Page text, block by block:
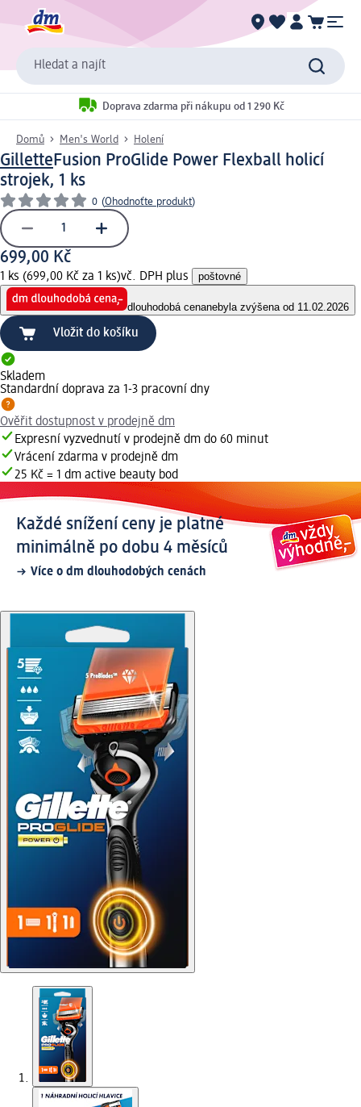
Hledat a najít
Doprava zdarma při nákupu od 1 290 Kč
Domů Men's World Holení
GilletteFusion ProGlide Power Flexball holicí
strojek, 1 ks
0 (Ohodnoťte produkt)
699,00 Kč
1 ks (699,00 Kč za 1 ks)vč. DPH plus poštovné
dlouhodobá cenanebyla zvýšena od 11.02.2026
Vložit do košíku
Skladem
Standardní doprava za 1-3 pracovní dny
Ověřit dostupnost v prodejně dm
Expresní vyzvednutí v prodejně dm do 60 minut
Vrácení zdarma v prodejně dm
25 Kč = 1 dm active beauty bod
Každé snížení ceny je platné
minimálně po dobu 4 měsíců
Více o dm dlouhodobých cenách